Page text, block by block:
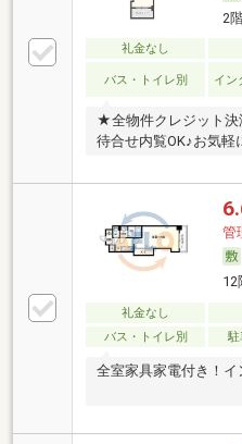
2
礼金なし
バス・トイレ別 イン
★全物件クレジット決
待合せ内覧OK♪お気
管
12
礼金なし
バス・トイレ別
駐
全室家具家電付き！イ